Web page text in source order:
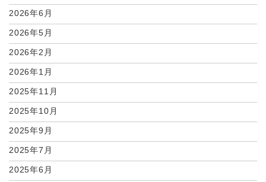
2026年6月
2026年5月
2026年2月
2026年1月
2025年11月
2025年10月
2025年9月
2025年7月
2025年6月